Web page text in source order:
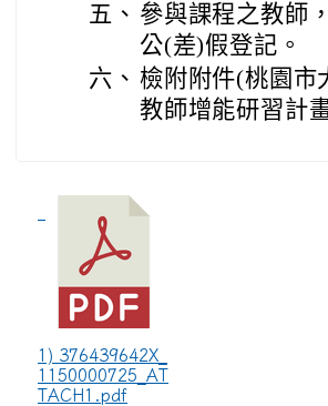
五、 參與課程之教師
公(差)假登記。
六、 檢附附件(桃園市
教師增能研習計
1) 376439642X_
1150000725_AT
TACH1.pdf